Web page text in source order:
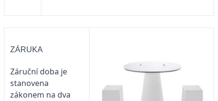
ZÁRUKA
Záruční doba je
stanovena
zákonem na dva